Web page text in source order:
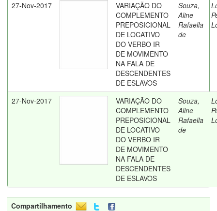
27-Nov-2017
VARIAÇÃO DO
COMPLEMENTO
PREPOSICIONAL
DE LOCATIVO
DO VERBO IR
DE MOVIMENTO
NA FALA DE
DESCENDENTES
DE ESLAVOS
Souza,
Aline
Rafaella
de
27-Nov-2017
VARIAÇÃO DO
COMPLEMENTO
PREPOSICIONAL
DE LOCATIVO
DO VERBO IR
DE MOVIMENTO
NA FALA DE
DESCENDENTES
DE ESLAVOS
Souza,
Aline
Rafaella
de
Compartilhamento